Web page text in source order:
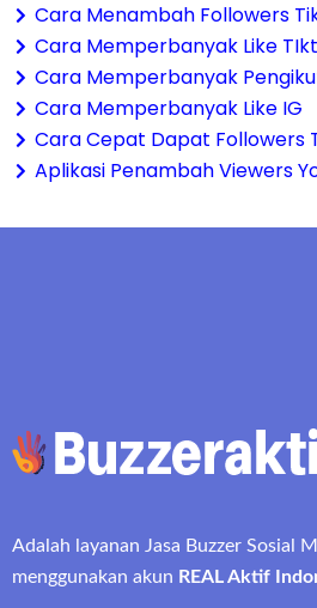
Cara Menambah Followers
Cara Memperbanyak Like
Cara Memperbanyak
Cara Memperbanyak Like IG
Cara Cepat Dapat Followers
Aplikasi Penambah Viewers
Adalah layanan Jasa Buzzer Sosial
menggunakan akun REAL Aktif